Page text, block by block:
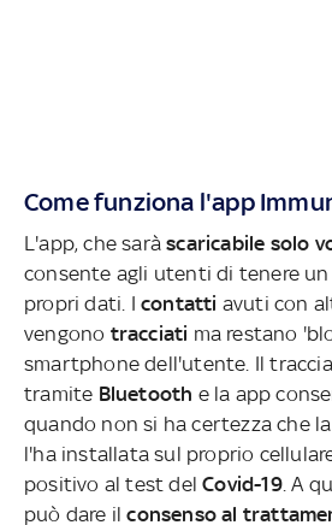
Come funziona l'app
L'app, che saràscaricabile solo
consente agli utenti di tenere
propri dati. I contatti avuti con
vengono tracciati ma restano
smartphone dell'utente. Il
tramite Bluetooth e la app
quando non si ha certezza che
l'ha installata sul proprio
positivo al test delCovid-19. A
può dare ilconsenso al